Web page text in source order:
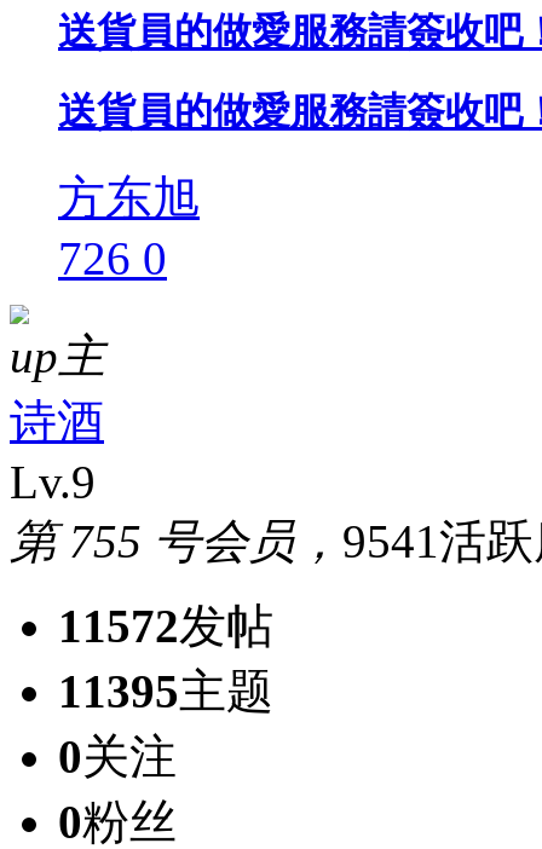
送貨員的做愛服務請簽收吧
送貨員的做愛服務請簽收吧
方东旭
726 0
up主
诗酒
Lv.9
第 755 号会员， 9541活
11572发帖
11395主题
0关注
0粉丝